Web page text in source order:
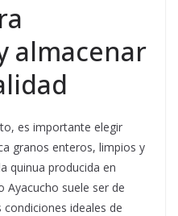
almacenar
es importante elegir
granos enteros, limpios y
quinua producida en
Ayacucho suele ser de
ideales de